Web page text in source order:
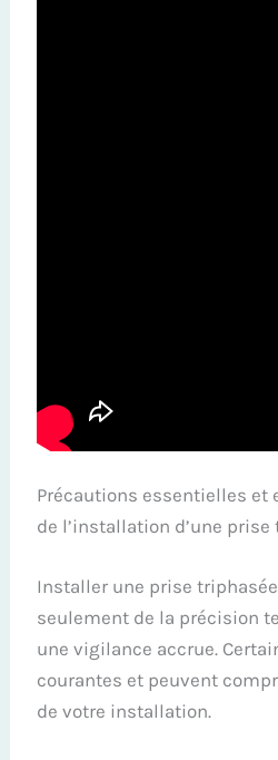
Précautions essentielles et
de l’installation d’une prise
Installer une prise
seulement de la précision
une vigilance accrue.
courantes et peuvent
de votre installation.